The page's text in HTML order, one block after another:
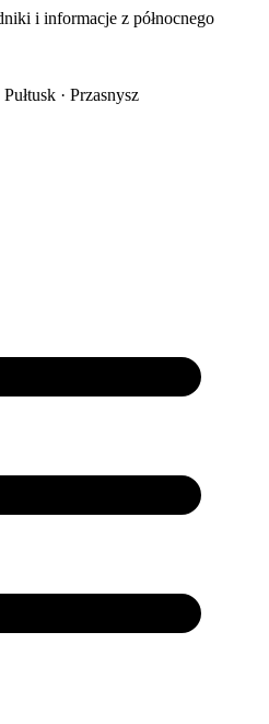
i informacje z północnego
· Przasnysz